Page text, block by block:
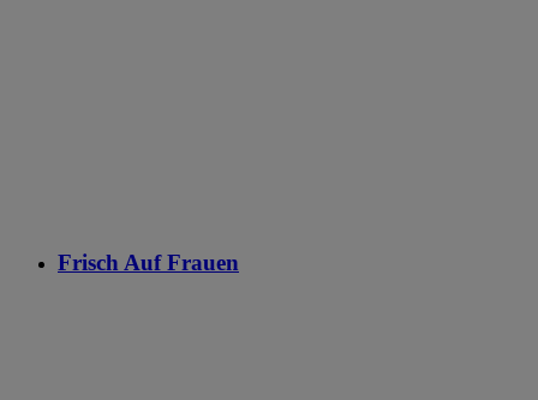
Frisch Auf Frauen